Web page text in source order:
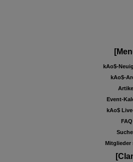
kAo$-
kAo$-
Event-
kAo$
FAQ
Mitglieder